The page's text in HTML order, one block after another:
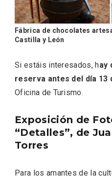
Fábrica de chocolates
Castilla y León
Si estáis interesados, hay
reserva antes del día 13
Oficina de Turismo.
Exposición de
“Detalles”, de
Torres
Para los amantes de la